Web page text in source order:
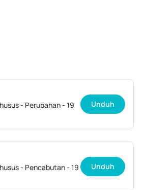
- Perubahan - 19
Unduh
- Pencabutan - 19
Unduh